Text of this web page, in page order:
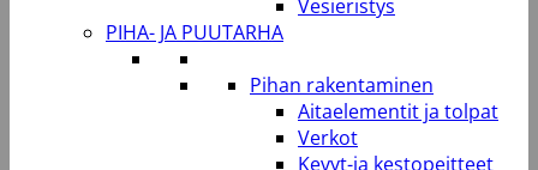
Vesieristys
PIHA- JA PUUTARHA
Pihan rakentaminen
Aitaelementit ja tolpat
Verkot
Kevyt-ja kestopeitteet